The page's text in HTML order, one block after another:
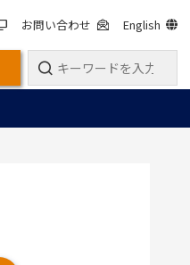
お問い合わせ English